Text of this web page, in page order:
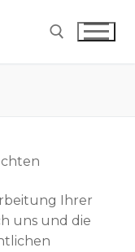
Ihrer
uns und die